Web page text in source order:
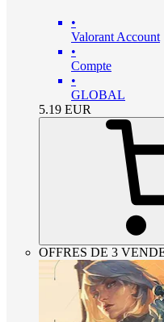
•
Valorant Account
•
Compte
•
GLOBAL
5.19 EUR
OFFRES DE 3